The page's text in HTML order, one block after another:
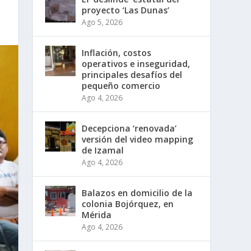
proyecto ‘Las Dunas’
Ago 5, 2026
Inflación, costos
operativos e inseguridad,
principales desafíos del
pequeño comercio
Ago 4, 2026
Decepciona ‘renovada’
versión del video mapping
de Izamal
Ago 4, 2026
Balazos en domicilio de la
colonia Bojórquez, en
Mérida
Ago 4, 2026